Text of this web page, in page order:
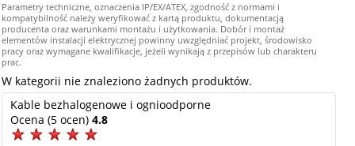
Parametry techniczne, oznaczenia IP/EX/ATEX, zgodność z normami i
kompatybilność należy weryfikować z kartą produktu, dokumentacją
producenta oraz warunkami montażu i użytkowania. Dobór i montaż
elementów instalacji elektrycznej powinny uwzględniać projekt, środowisko
pracy oraz wymagane kwalifikacje, jeżeli wynikają z przepisów lub charakteru
prac.
W kategorii nie znaleziono żadnych produktów.
Kable bezhalogenowe i ognioodporne
Ocena (5 ocen)4.8